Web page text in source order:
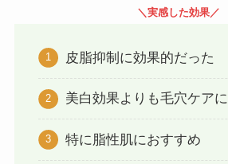
＼実感した効果／
皮脂抑制に効果的だった
美白効果よりも毛穴ケアに
特に脂性肌におすすめ